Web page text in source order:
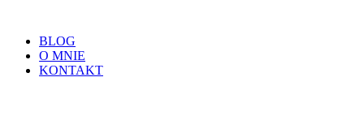
BLOG
O MNIE
KONTAKT